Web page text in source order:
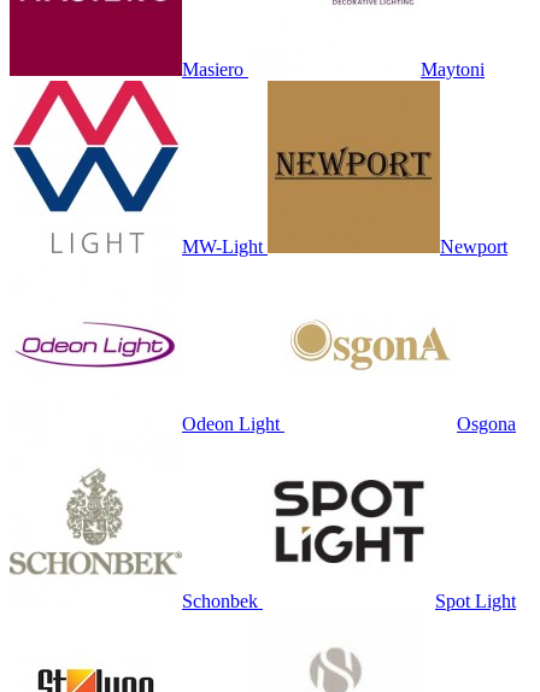
Masiero Maytoni
MW-Light Newport
Odeon Light Osgona
Schonbek Spot Light